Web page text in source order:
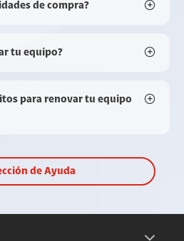
de compra?
tu equipo?
para renovar tu equipo
de Ayuda